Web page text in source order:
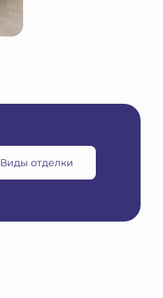
Виды отделки